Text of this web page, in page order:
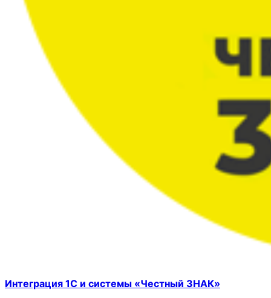
Интеграция 1С и системы «Честный ЗНАК»